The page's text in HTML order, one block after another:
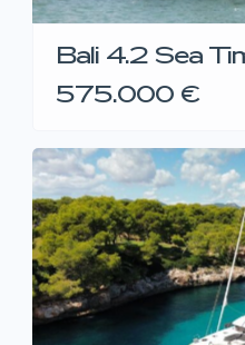
Bali 4.2 Sea
575.000 €